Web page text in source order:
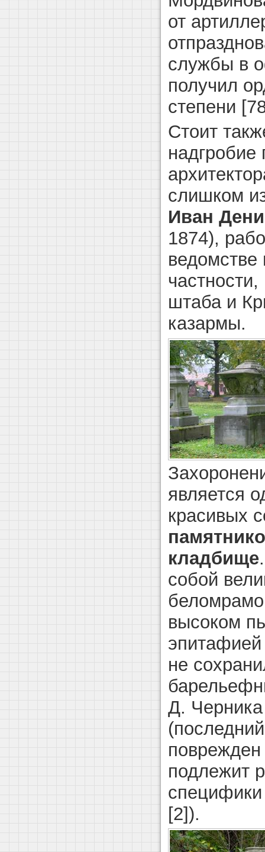
от
службы в
получил
степени
Стоит
надгробие
слишком
Иван
1874),
штаба и
казармы.
является
красивых
кладбище
собой
высоком
не
Д. Черника
подлежит
[2]).